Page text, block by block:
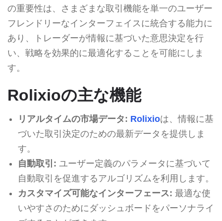
の重要性は、さまざまな取引機能を単一のユーザー
フレンドリーなインターフェイスに統合する能力に
あり、トレーダーが情報に基づいた意思決定を行
い、戦略を効果的に最適化することを可能にしま
す。
Rolixioの主な機能
リアルタイムの市場データ: Rolixioは、情報に基
づいた取引決定のための最新データを提供しま
す。
自動取引: ユーザー定義のパラメータに基づいて
自動取引を促進するアルゴリズムを利用します。
カスタマイズ可能なインターフェース: 最適な使
いやすさのためにダッシュボードをパーソナライ